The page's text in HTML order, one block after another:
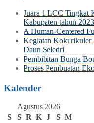
Juara 1 LCC Tingkat
Kabupaten tahun 2023
A Human-Centered
Kegiatan Kokurikuler
Daun Seledri
Pembibitan Bunga
Proses Pembuatan
Kalender
Agustus 2026
S
S R K J S M